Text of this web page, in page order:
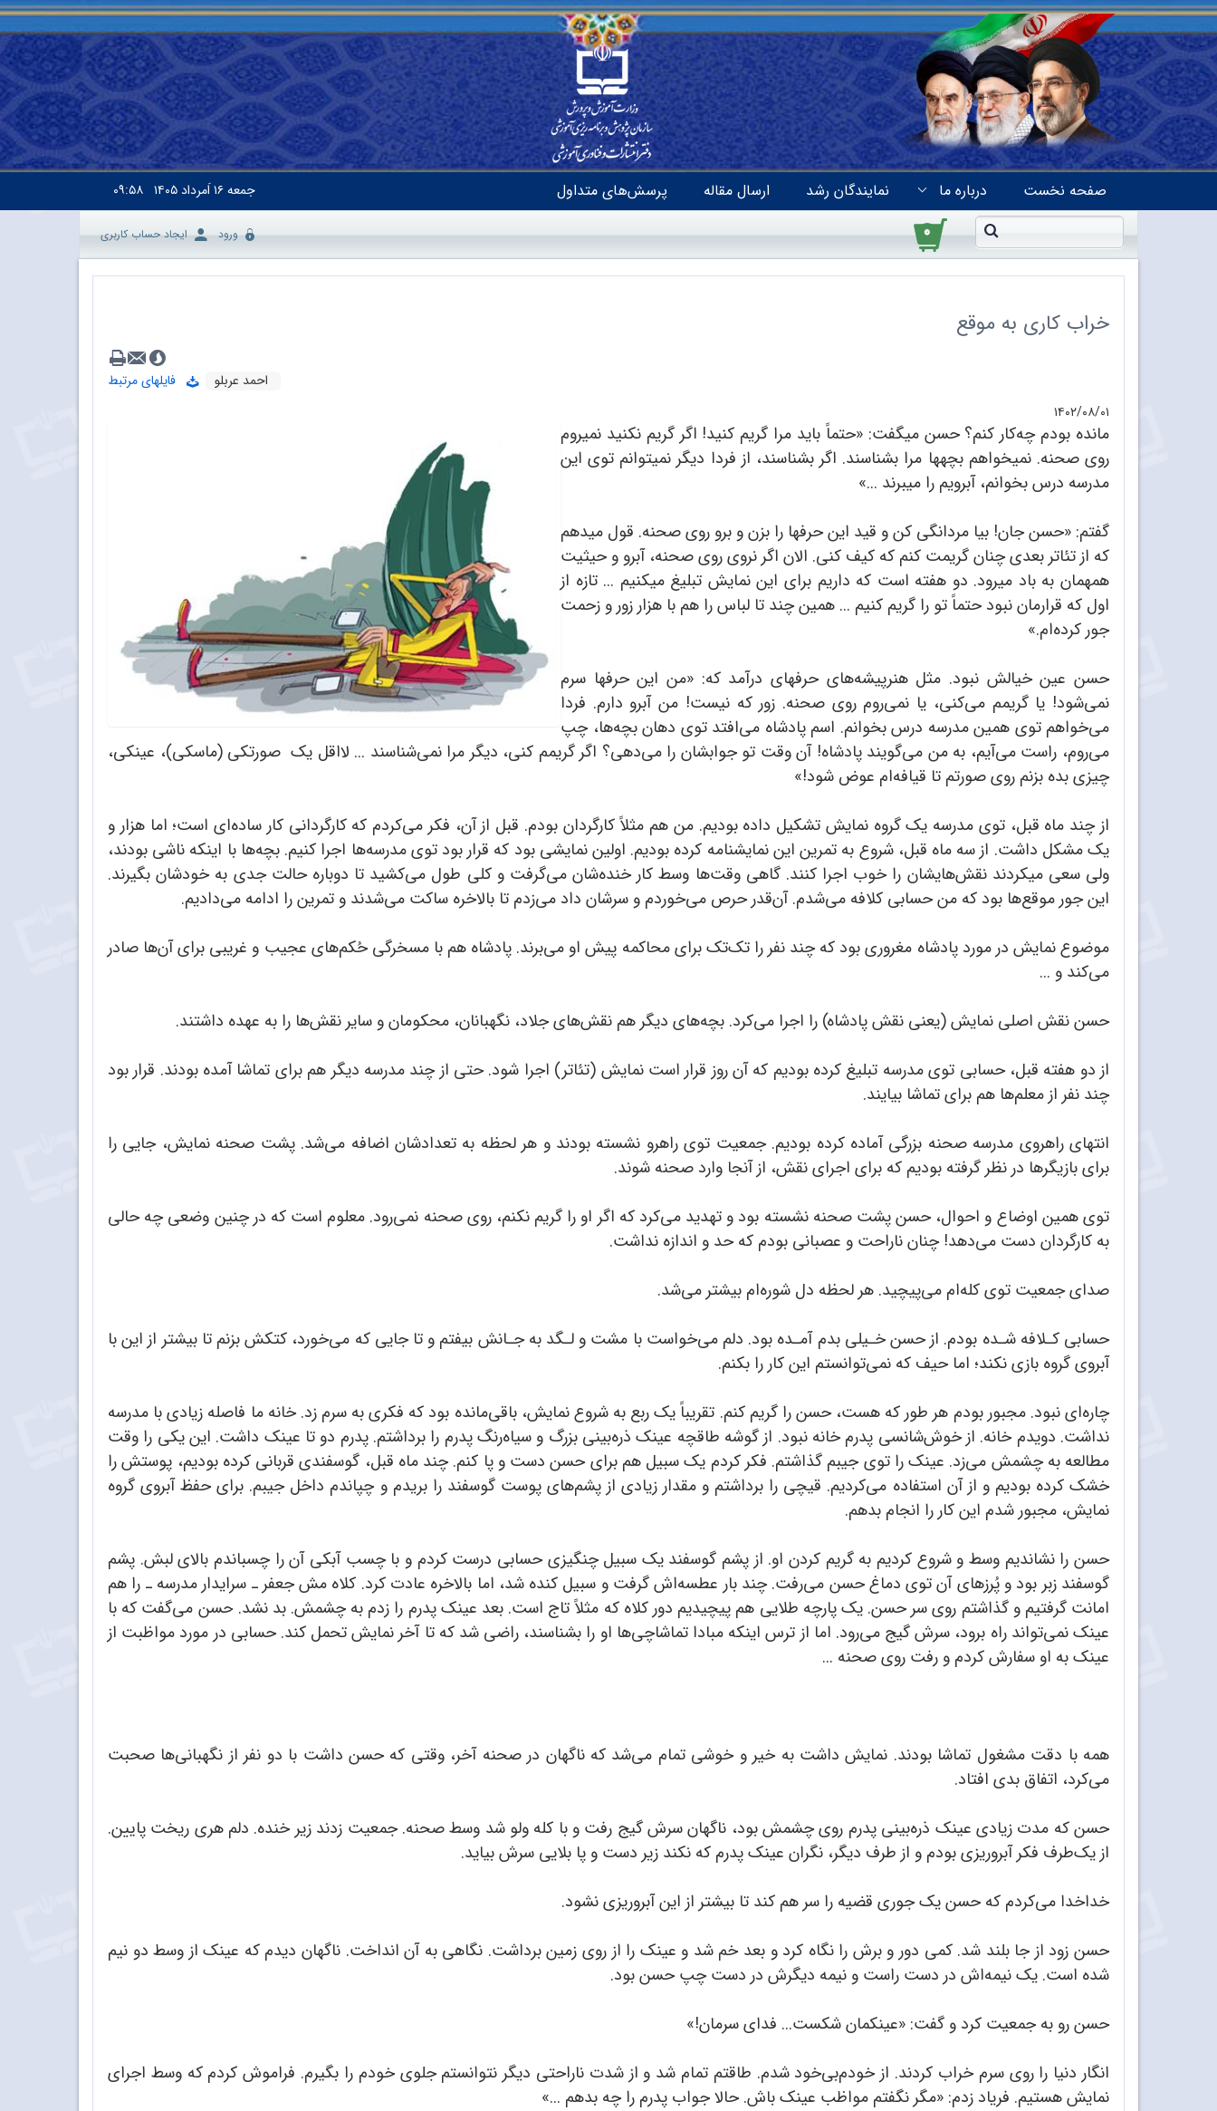
صفحه نخست درباره ما نمایندگان رشد ارسال مقاله پرسش‌های متداول جمعه۱۶ اَمرداد ۱۴۰۵ ۰۹:۵۸
۰ ورود ایجاد حساب کاربری
خراب کاری به موقع
احمد عربلو
فایلهای مرتبط
۱۴۰۲/۰۸/۰۱
مانده بودم چه‌کار کنم؟ حسن می‏گفت: «حتماً باید مرا گریم کنید! اگر گریم نکنید نمی‎‏روم
روی صحنه. نمی‏خواهم بچه‏ها مرا بشناسند. اگر بشناسند، از فردا دیگر نمی‏توانم توی این
مدرسه درس بخوانم، آبرویم را می‏برند ...»
گفتم:‌ «حسن جان! بیا مردانگی کن و قید این حرف‏ها را بزن و برو روی صحنه. قول می‏دهم
که از تئاتر بعدی چنان گریمت کنم که کیف کنی. الان اگر نروی روی صحنه، آبرو و حیثیت
همه‏مان به باد می‏رود. دو هفته است که داریم برای این نمایش تبلیغ می‎کنیم ... تازه از
اول که قرار‌مان نبود حتماً تو را گریم کنیم ... همین چند تا لباس را هم با هزار زور و زحمت
جور کرده‌ام.»‌
حسن عین خیالش نبود. مثل هنرپیشه‌های حرفه‏ای درآمد که:‌ «من این حرف‎ها سرم
نمی‌شود! یا گریمم می‌کنی، یا نمی‌روم روی صحنه. زور که نیست! من آبرو دارم. فردا
می‌خواهم توی همین مدرسه درس بخوانم. اسم پادشاه‌ می‌افتد توی دهان بچه‌ها، چپ
می‌روم، راست می‌آیم، به من می‌گویند پادشاه! آن وقت تو جوابشان را می‌دهی؟ اگر گریمم کنی، دیگر مرا نمی‌شناسند ... لااقل یک صورتکی (ماسکی)، عینکی،
چیزی بده بزنم روی صورتم تا قیافه‌ام عوض شود!»‌
از چند ماه قبل، توی مدرسه یک گروه نمایش تشکیل داده بودیم. من هم مثلاً کارگردان بودم. قبل از آن، فکر می‌کردم که کارگردانی کار ساده‌ای است؛ اما هزار و
یک مشکل داشت. از سه ماه قبل، شروع به تمرین این نمایشنامه کرده بودیم. اولین نمایشی بود که قرار بود توی مدرسه‌ها اجرا کنیم. بچه‌ها با اینکه ناشی بودند،
ولی سعی می‎کردند نقش‌هایشان را خوب اجرا کنند. گاهی وقت‌ها وسط کار خنده‌شان می‌گرفت و کلی طول می‌کشید تا دوباره حالت جدی به خودشان بگیرند.
این جور موقع‌ها بود که من حسابی کلافه می‌شدم. آن‌قدر حرص می‌خوردم و سرشان داد می‌زدم تا بالاخره ساکت می‌شدند و تمرین را ادامه می‌دادیم.
موضوع نمایش در مورد پادشاه مغروری بود که چند نفر را تک‌تک برای محاکمه پیش او می‌برند. پادشاه هم با مسخرگی حُکم‌های عجیب و غریبی برای آن‌ها صادر
می‌کند و ...
حسن نقش اصلی نمایش (یعنی نقش پادشاه) را اجرا می‌کرد. بچه‌های دیگر هم نقش‌های جلاد، نگهبانان، محکومان و سایر نقش‌ها را به عهده داشتند.
از دو هفته قبل، حسابی توی مدرسه تبلیغ کرده بودیم که آن روز قرار است نمایش (تئاتر) اجرا شود. حتی از چند مدرسه دیگر هم برای تماشا آمده بودند. قرار بود
چند نفر از معلم‌ها هم برای تماشا بیایند.
انتهای راهروی مدرسه صحنه بزرگی آماده کرده بودیم. جمعیت توی راهرو نشسته بودند و هر لحظه به تعدادشان اضافه می‌شد. پشت صحنه نمایش، جایی را
برای بازیگرها در نظر گرفته بودیم که برای اجرای نقش، از آنجا وارد صحنه شوند.
توی همین اوضاع و احوال، حسن پشت صحنه نشسته بود و تهدید می‌کرد که اگر او را گریم نکنم، روی صحنه نمی‌رود. معلوم است که در چنین وضعی چه حالی
به کارگردان دست می‌دهد! چنان ناراحت و عصبانی بودم که حد و اندازه نداشت.
صدای جمعیت توی کله‌ام می‌پیچید. هر لحظه دل شوره‌ام بیشتر می‌شد.
حسابی کـلافه شـده بودم. از حسن خـیلی بدم آمـده بود. دلم می‌خواست با مشت و لـگد به جـانش بیفتم و تا جایی که می‌خورد، کتکش بزنم تا بیشتر از این با
آبروی گروه بازی نکند؛ اما حیف که نمی‌توانستم این کار را بکنم.
چاره‌ای نبود. مجبور بودم هر طور که هست، حسن را گریم کنم. تقریباً یک ربع به شروع نمایش، باقی‌مانده بود که فکری به سرم زد. خانه ما فاصله زیادی با مدرسه
نداشت. دویدم خانه. از خوش‌شانسی پدرم خانه نبود. از گوشه طاقچه عینک ذره‌بینی بزرگ و سیاه‌رنگ پدرم را برداشتم. پدرم دو تا عینک داشت. این یکی را وقت
مطالعه به چشمش می‌زد. عینک را توی جیبم گذاشتم. فکر کردم یک سبیل هم برای حسن دست و پا کنم. چند ماه قبل، گوسفندی قربانی کرده بودیم، پوستش را
خشک کرده بودیم و از آن استفاده می‌کردیم. قیچی را برداشتم و مقدار زیادی از پشم‌های پوست گوسفند را بریدم و چپاندم داخل جیبم. برای حفظ آبروی گروه
نمایش، مجبور شدم این کار را انجام بدهم.
حسن را نشاندیم وسط و شروع کردیم به گریم کردن او. از پشم گوسفند یک سبیل چنگیزی حسابی درست کردم و با چسب آبکی آن را چسباندم بالای لبش. پشم
گوسفند زبر بود و پُرزهای آن توی دماغ حسن می‌رفت. چند بار عطسه‌اش گرفت و سبیل کنده شد، اما بالاخره عادت کرد. کلاه مش جعفر ـ‌ سرایدار مدرسه ـ‌ را هم
امانت گرفتیم و گذاشتم روی سر حسن. یک پارچه طلایی هم پیچیدیم دور کلاه که مثلاً تاج است. بعد عینک پدرم را زدم به چشمش. بد نشد. حسن می‌گفت که با
عینک نمی‌تواند راه برود، سرش گیج می‌رود. اما از ترس اینکه مبادا تماشاچی‌ها او را بشناسند، راضی شد که تا آخر نمایش تحمل کند. حسابی در مورد مواظبت از
عینک به او سفارش کردم و رفت روی صحنه ...
همه با دقت مشغول تماشا بودند. نمایش داشت به خیر و خوشی تمام می‌شد که ناگهان در صحنه آخر، وقتی که حسن داشت با دو نفر از نگهبانی‌ها صحبت
می‌کرد، اتفاق بدی افتاد.
حسن که مدت زیادی عینک ذره‌بینی پدرم روی چشمش بود، ناگهان سرش گیج رفت و با کله ولو شد وسط صحنه. جمعیت زدند زیر خنده. دلم هری ریخت پایین.
از یک‌طرف فکر آبروریزی بودم و از طرف دیگر، نگران عینک پدرم که نکند زیر دست و پا بلایی سرش بیاید.
خداخدا می‌کردم که حسن یک جوری قضیه را سر هم کند تا بیشتر از این آبروریزی نشود.
حسن زود از جا بلند شد. کمی دور و برش را نگاه کرد و بعد خم شد و عینک را از روی زمین برداشت. نگاهی به آن انداخت. ناگهان دیدم که عینک از وسط دو نیم
شده است. یک نیمه‌اش در دست راست و نیمه دیگرش در دست چپ حسن بود.
حسن رو به جمعیت کرد و گفت:‌ «عینکمان شکست... فدای سرمان!»‌
انگار دنیا را روی سرم خراب کردند. از خودم‌بی‌خود شدم. طاقتم تمام شد و از شدت ناراحتی دیگر نتوانستم جلوی خودم را بگیرم. فراموش کردم که وسط اجرای
نمایش هستیم. فریاد زدم:‌ «مگر نگفتم مواظب عینک باش. حالا جواب پدرم را چه بدهم ...»